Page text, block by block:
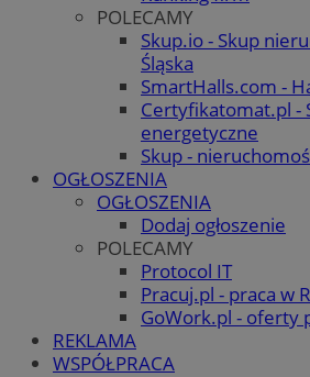
POLECAMY
Skup.io - Skup
Śląska
SmartHalls.com -
Certyfikatomat.pl -
energetyczne
Skup -
OGŁOSZENIA
OGŁOSZENIA
Dodaj ogłoszenie
POLECAMY
Protocol IT
Pracuj.pl - praca w
GoWork.pl - oferty
REKLAMA
WSPÓŁPRACA